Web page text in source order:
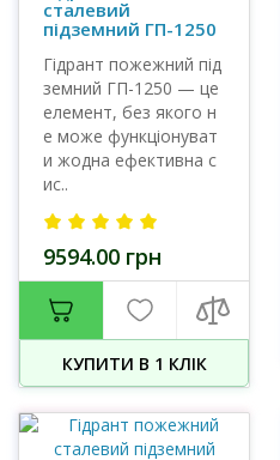
сталевий
підземний ГП-1250
Гідрант пожежний під
земний ГП-1250 — це
елемент, без якого н
е може функціонуват
и жодна ефективна с
ис..
9594.00 грн
КУПИТИ В 1 КЛIК